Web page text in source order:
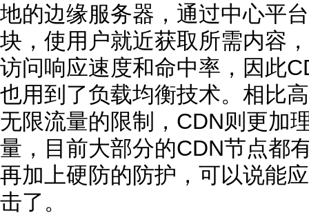
地的边缘服务器，通过中心平
块，使用户就近获取所需内容
访问响应速度和命中率，因此
也用到了负载均衡技术。相比
无限流量的限制，CDN则更加
量，目前大部分的CDN节点都
再加上硬防的防护，可以说能
击了。